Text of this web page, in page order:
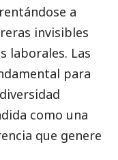
a
invisibles
laborales. Las
para
como una
que genere